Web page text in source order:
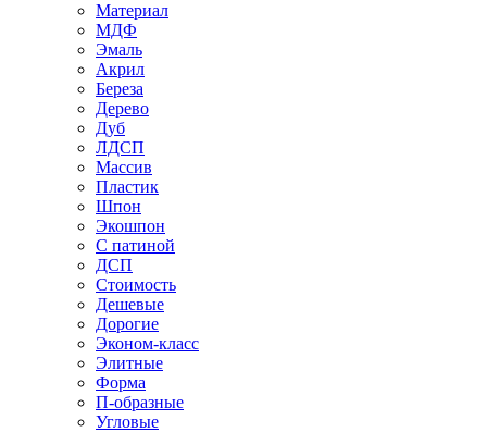
Материал
МДФ
Эмаль
Акрил
Береза
Дерево
Дуб
ЛДСП
Массив
Пластик
Шпон
Экошпон
С патиной
ДСП
Стоимость
Дешевые
Дорогие
Эконом-класс
Элитные
Форма
П-образные
Угловые